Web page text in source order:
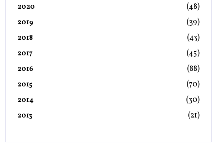
2020 (48)
2019 (39)
2018 (43)
2017 (45)
2016 (88)
2015 (70)
2014 (30)
2013 (21)